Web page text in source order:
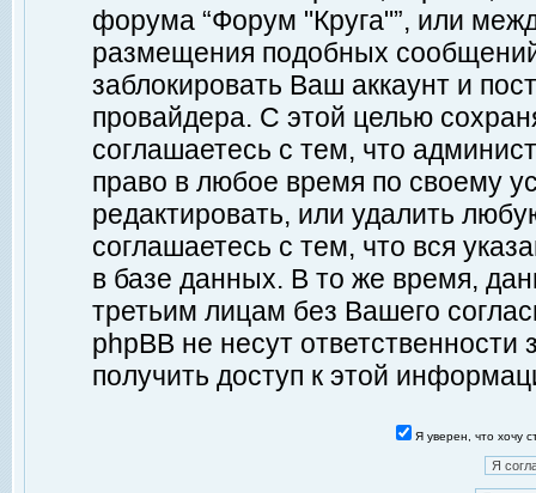
форума “Форум "Круга"”, или
размещения подобных
заблокировать Ваш аккаунт и
провайдера. С этой целью
соглашаетесь с тем, что
право в любое время по своему
редактировать, или удалить
соглашаетесь с тем, что вся
в базе данных. В то же время,
третьим лицам без Вашего
phpBB не несут ответственности
получить доступ к этой
Я уверен, что хочу